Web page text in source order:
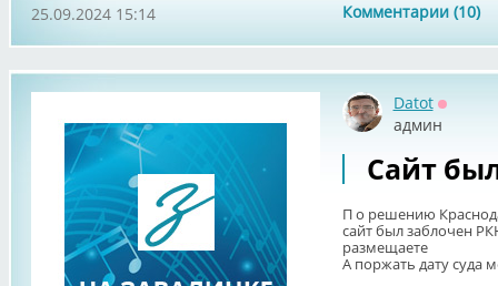
Комментарии (10)
25.09.2024 15:14
Datot
админ
Сайт
П о решению
сайт был заблочен
размещаете
А поржать дату суда